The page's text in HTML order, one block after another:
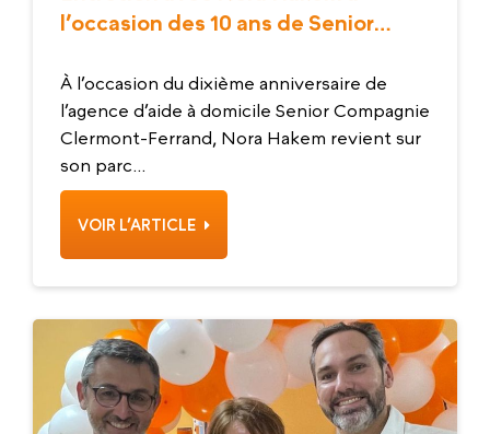
l’occasion des 10 ans de Senior
À l’occasion du dixième anniversaire de
l’agence d’aide à domicile Senior Compagnie
Clermont-Ferrand, Nora Hakem revient sur
son parc...
VOIR L’ARTICLE